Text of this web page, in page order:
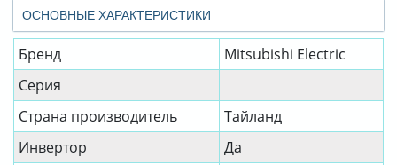
ОСНОВНЫЕ ХАРАКТЕРИСТИКИ
Бренд
Mitsubishi Electric
Серия
Страна производитель
Тайланд
Инвертор
Да